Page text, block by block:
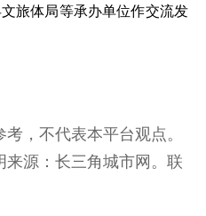
旅体局等承办单位作交流发
，不代表本平台观点。
源：长三角城市网。联